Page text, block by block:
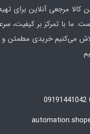
کالا مرجعی آنلاین برای
ما با تمرکز بر کیفیت،
می‌کنیم خریدی مطمئن و